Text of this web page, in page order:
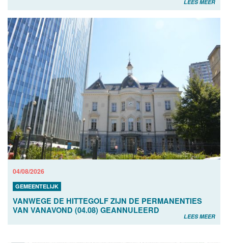
LEES MEER
04/08/2026
GEMEENTELIJK
VANWEGE DE HITTEGOLF ZIJN DE PERMANENTIES
VAN VANAVOND (04.08) GEANNULEERD
LEES MEER